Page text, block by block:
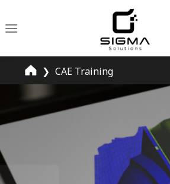
to
content
❯ CAE Training